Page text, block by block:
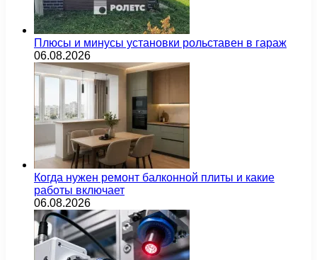
Плюсы и минусы установки рольставен в гараж
06.08.2026
Когда нужен ремонт балконной плиты и какие
работы включает
06.08.2026